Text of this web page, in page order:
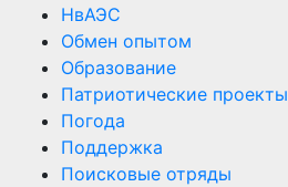
НвАЭС
Обмен опытом
Образование
Патриотические проекты
Погода
Поддержка
Поисковые отряды